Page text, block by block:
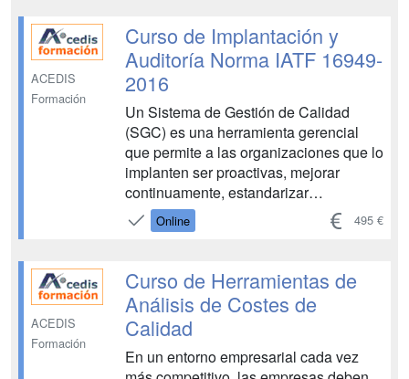
las 5S, desarrollado en Japón...
ACEDIS
Formación
Curso de Implantación y
Auditoría Norma IATF 16949-
2016
Un Sistema de Gestión de Calidad
(SGC) es una herramienta gerencial
que permite a las organizaciones que lo
implanten ser proactivas, mejorar
continuamente, estandarizar
operaciones y métodos de trabajo,
cumplir los requisitos del cliente y de la
momento, los reglamentos aplicables.
Esta actit...
Online 495 €
ACEDIS
Formación
Curso de Herramientas de
Análisis de Costes de
Calidad
En un entorno empresarial cada vez